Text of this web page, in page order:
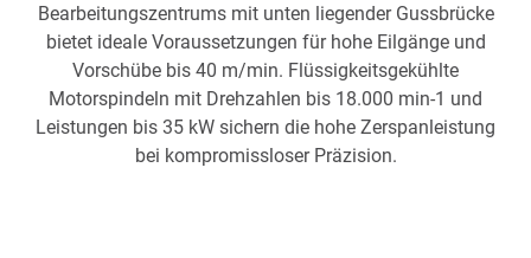
Bearbeitungszentrums mit unten liegender Gussbrücke
bietet ideale Voraussetzungen für hohe Eilgänge und
Vorschübe bis 40 m/min. Flüssigkeitsgekühlte
Motorspindeln mit Drehzahlen bis 18.000 min-1 und
Leistungen bis 35 kW sichern die hohe Zerspanleistung
bei kompromissloser Präzision.